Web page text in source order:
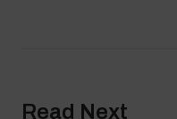
Read Next